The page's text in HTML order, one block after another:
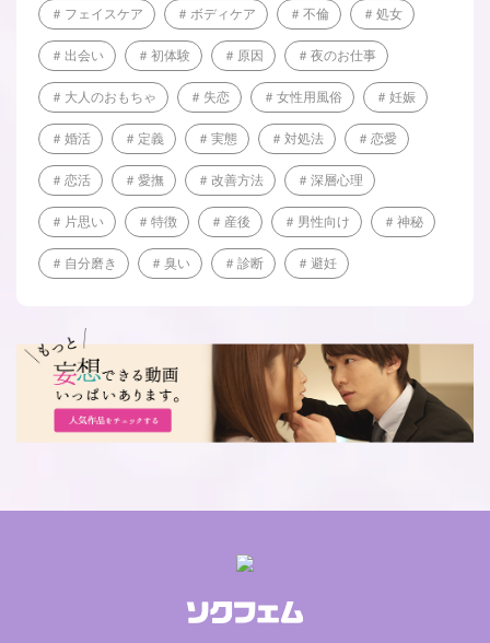
フェイスケア ボディケア 不倫 処女
出会い 初体験 原因 夜のお仕事
大人のおもちゃ 失恋 女性用風俗 妊娠
婚活 定義 実態 対処法 恋愛
恋活 愛撫 改善方法 深層心理
片思い 特徴 産後 男性向け 神秘
自分磨き 臭い 診断 避妊